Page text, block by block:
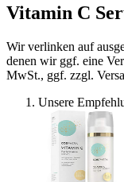
Vitamin C
Wir verlinken auf
denen wir ggf. eine
MwSt., ggf. zzgl.
Unsere